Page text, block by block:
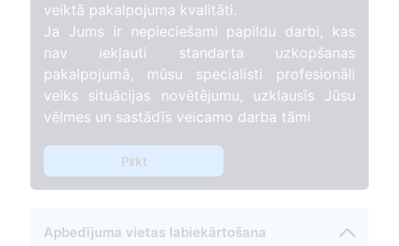
veiktā pakalpojuma kvalitāti.
Ja Jums ir nepieciešami papildu darbi, kas
nav iekļauti standarta uzkopšanas
pakalpojumā, mūsu specialisti profesionāli
veiks situācijas novētējumu, uzklausīs Jūsu
vēlmes un sastādīs veicamo darba tāmi
Pirkt
Apbedījuma vietas labiekārtošana